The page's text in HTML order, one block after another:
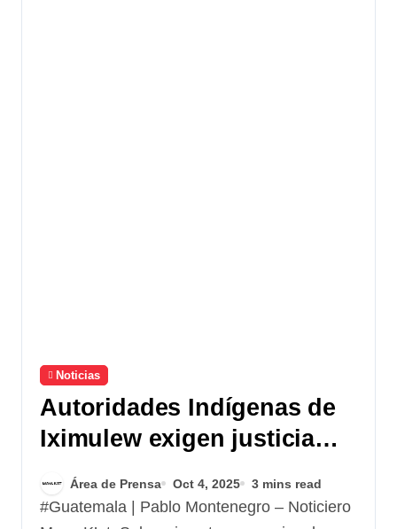
Noticias
Autoridades Indígenas de
Iximulew exigen justicia
por la Masacre de Alaska y
piden la liberación
Área de Prensa Oct 4, 2025 3 mins read
#Guatemala | Pablo Montenegro – Noticiero